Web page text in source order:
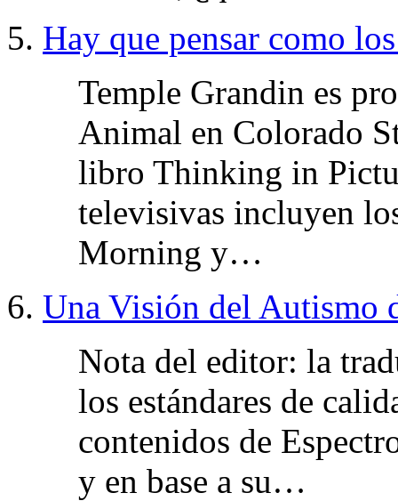
Hay que pensar como
Temple Grandin es
Animal en Colorado
libro Thinking in
televisivas incluyen
Morning y…
Una Visión del Autismo
Nota del editor: la
los estándares de
contenidos de
y en base a su…